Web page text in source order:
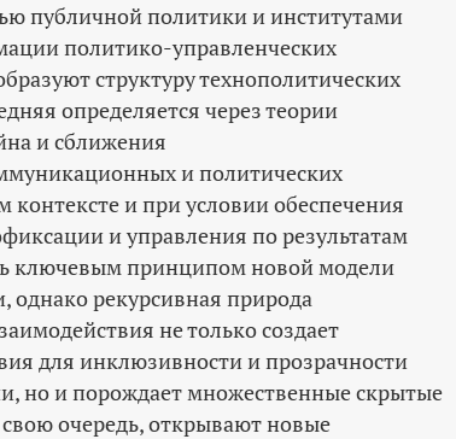
публичной политики и институтами
политико-­управленческих
структуру технополитических
определяется через теории
и сближения
и политических
контексте и при условии обеспечения
и управления по результатам
ключевым принципом новой модели
однако рекурсивная природа
не только создает
для инклюзивности и прозрачности
но и порождает множественные скрытые
очередь, открывают новые